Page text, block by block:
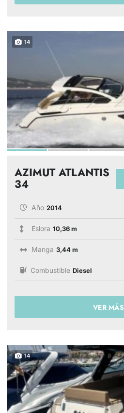
14
AZIMUT ATLANTIS
34
Año 2014
Eslora 10,36 m
Manga 3,44 m
Combustible Diesel
VER MÁS
14